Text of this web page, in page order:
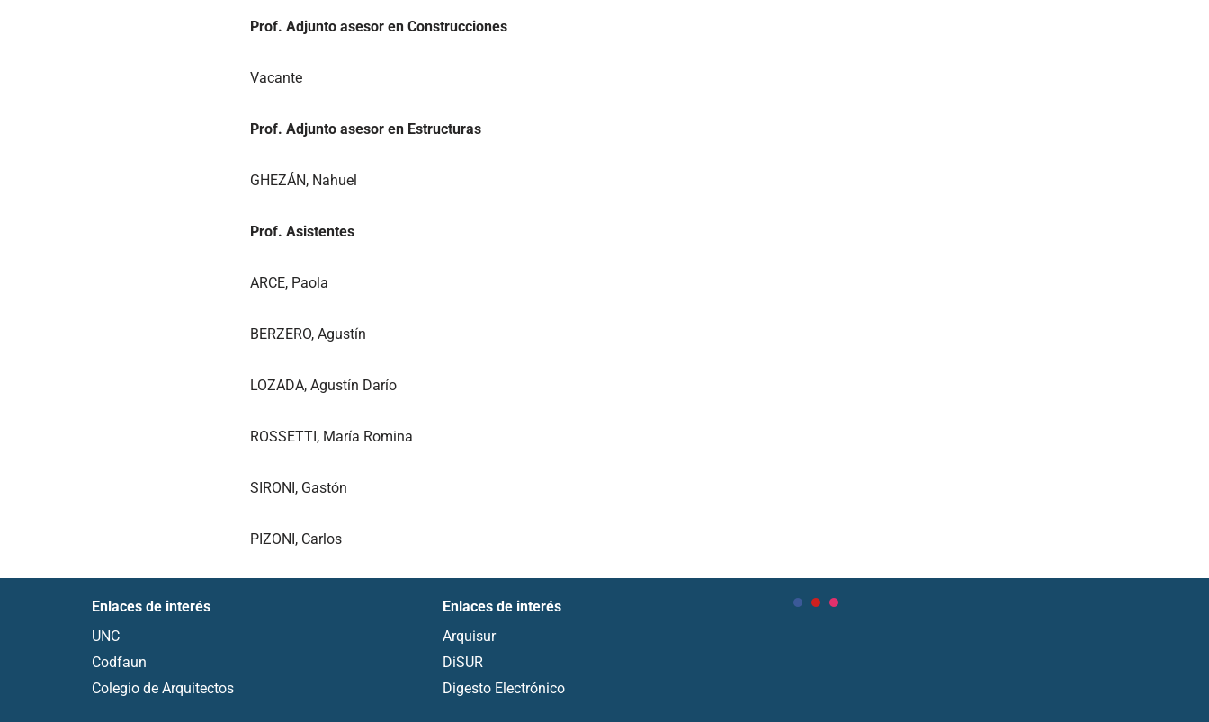
Prof. Adjunto asesor en Construcciones
Vacante
Prof. Adjunto asesor en Estructuras
GHEZÁN, Nahuel
Prof. Asistentes
ARCE, Paola
BERZERO, Agustín
LOZADA, Agustín Darío
ROSSETTI, María Romina
SIRONI, Gastón
PIZONI, Carlos
Enlaces de interés
UNC
Codfaun
Colegio de Arquitectos
Enlaces de interés
Arquisur
DiSUR
Digesto Electrónico